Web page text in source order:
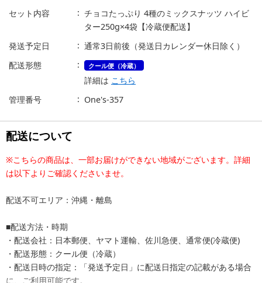
セット内容
チョコたっぷり 4種のミックスナッツ ハイビ
ター250g×4袋【冷蔵便配送】
発送予定日
通常3日前後（発送日カレンダー休日除く）
配送形態
クール便（冷蔵）
詳細は こちら
管理番号
One's-357
配送について
※こちらの商品は、一部お届けができない地域がございます。詳細
は以下よりご確認くださいませ。
配送不可エリア：沖縄・離島
■配送方法・時期
・配送会社：日本郵便、ヤマト運輸、佐川急便、通常便(冷蔵便)
・配送形態：クール便（冷蔵）
・配送日時の指定：「発送予定日」に配送日指定の記載がある場合
に、ご利用可能です。